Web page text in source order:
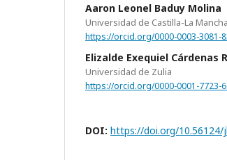
Aaron Leonel Baduy Molina
Universidad de Castilla-La
https://orcid.org/0000-0003-3081-
Elizalde Exequiel Cárdenas
Universidad de Zulia
https://orcid.org/0000-0001-7723-
DOI: https://doi.org/10.56124/